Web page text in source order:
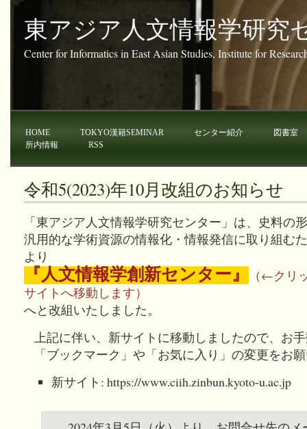
東アジア人文情報学研究
Center for Informatics in East Asian Studies, Institute for
HOME TOKYO漢籍SEMINAR センター紹介
図書室
所内情報
RSS
令和5(2023)年10月改組のお知らせ
「東アジア人文情報学研究センター」は、史料の
汎用的な学術資源の情報化・情報発信に取り組む
より
『人文情報学創新センター』 （←クリ
サイトへ移動します）
へと改組いたしました。
上記に伴い、新サイトに移動しましたので、お
「ブックマーク」や「お気に入り」の変更をお
新サイト: https://www.ciih.zinbun.kyoto-u.ac.jp